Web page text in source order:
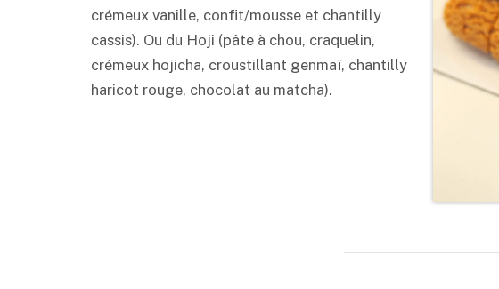
crémeux vanille, confit/mousse et chantilly
cassis). Ou du Hoji (pâte à chou, craquelin,
crémeux hojicha, croustillant genmaï, chantilly
haricot rouge, chocolat au matcha).